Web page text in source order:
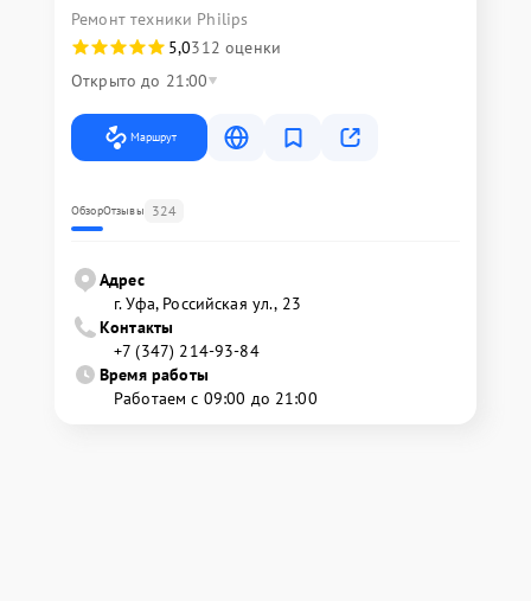
Ремонт техники Philips
5,0312 оценки
Открыто до 21:00
Маршрут
ОбзорОтзывы 324
Адрес
г. Уфа, Российская ул., 23
Контакты
+7 (347) 214-93-84
Время работы
Работаем с 09:00 до 21:00